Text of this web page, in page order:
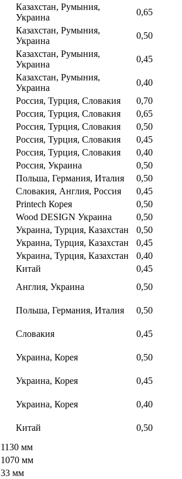
Казахстан, Румыния,
Украина
0,65
Казахстан, Румыния,
Украина
0,50
Казахстан, Румыния,
Украина
0,45
Казахстан, Румыния,
Украина
0,40
Россия, Турция, Словакия
0,70
Россия, Турция, Словакия
0,65
Россия, Турция, Словакия
0,50
Россия, Турция, Словакия
0,45
Россия, Турция, Словакия
0,40
Россия, Украина
0,50
Польша, Германия, Италия
0,50
Словакия, Англия, Россия
0,45
Printech Корея
0,50
Wood DESIGN Украина
0,50
Украина, Турция, Казахстан
0,50
Украина, Турция, Казахстан
0,45
Украина, Турция, Казахстан
0,40
Китай
0,45
Англия, Украина
0,50
Польша, Германия, Италия
0,50
Словакия
0,45
Украина, Корея
0,50
Украина, Корея
0,45
Украина, Корея
0,40
Китай
0,50
1130 мм
1070 мм
33 мм